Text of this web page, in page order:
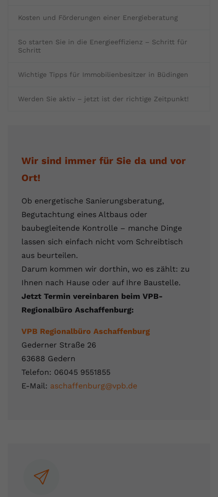
Kosten und Förderungen einer Energieberatung
So starten Sie in die Energieeffizienz – Schritt für
Schritt
Wichtige Tipps für Immobilienbesitzer in Büdingen
Werden Sie aktiv – jetzt ist der richtige Zeitpunkt!
Wir sind immer für Sie da und vor
Ort!
Ob energetische Sanierungsberatung,
Begutachtung eines Altbaus oder
baubegleitende Kontrolle – manche Dinge
lassen sich einfach nicht vom Schreibtisch
aus beurteilen.
Darum kommen wir dorthin, wo es zählt: zu
Ihnen nach Hause oder auf Ihre Baustelle.
Jetzt Termin vereinbaren beim VPB-
Regionalbüro Aschaffenburg:
VPB Regionalbüro Aschaffenburg
Gederner Straße 26
63688 Gedern
Telefon: 06045 9551855
E-Mail: aschaffenburg@vpb.de